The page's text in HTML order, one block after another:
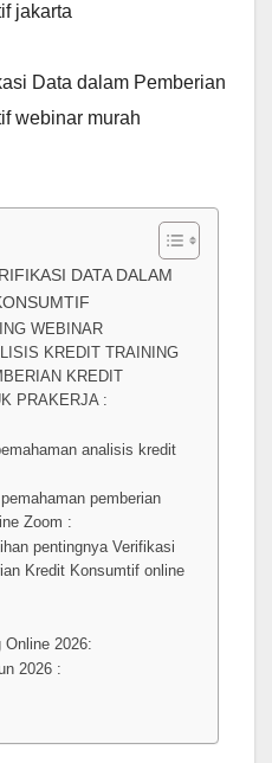
jakarta
Data dalam Pemberian
webinar murah
DATA DALAM
WEBINAR
KREDIT TRAINING
KREDIT
PRAKERJA :
analisis kredit
pemberian
Zoom :
pentingnya Verifikasi
Kredit Konsumtif online
Online 2026:
2026 :